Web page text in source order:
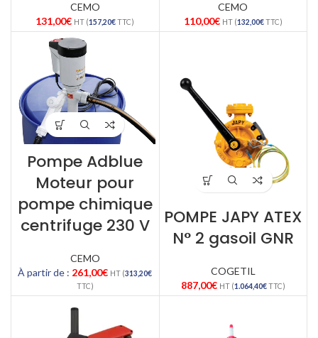
CEMO
131,00€ HT (157,20€TTC)
CEMO
110,00€ HT (132,00€TTC)
Pompe Adblue
Moteur pour
pompe chimique
centrifuge 230 V
CEMO
À partir de : 261,00€ HT (313,20€
TTC)
POMPE JAPY ATEX
N° 2 gasoil GNR
COGETIL
887,00€ HT (1.064,40€TTC)